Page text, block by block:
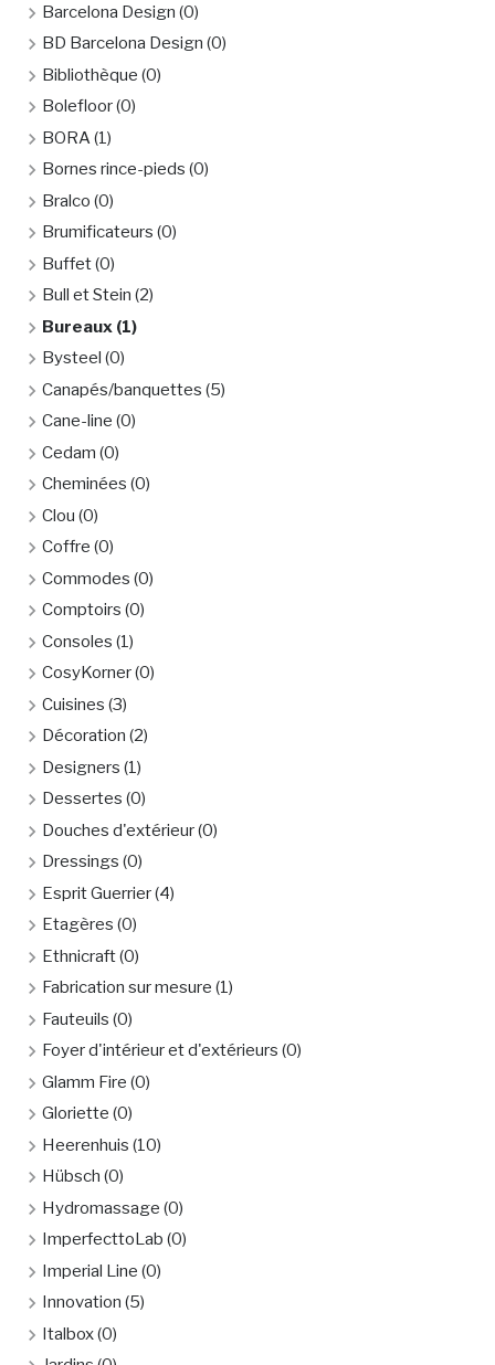
Barcelona Design (0)
BD Barcelona Design (0)
Bibliothèque (0)
Bolefloor(0)
BORA (1)
Bornes rince-pieds (0)
Bralco (0)
Brumificateurs (0)
Buffet(0)
Bull et Stein (2)
Bureaux (1)
Bysteel (0)
Canapés/banquettes (5)
Cane-line (0)
Cedam (0)
Cheminées (0)
Clou (0)
Coffre (0)
Commodes (0)
Comptoirs (0)
Consoles (1)
CosyKorner(0)
Cuisines (3)
Décoration (2)
Designers (1)
Dessertes (0)
Douches d'extérieur(0)
Dressings (0)
Esprit Guerrier(4)
Etagères (0)
Ethnicraft(0)
Fabrication sur mesure (1)
Fauteuils (0)
Foyer d'intérieur et d'extérieurs (0)
Glamm Fire (0)
Gloriette (0)
Heerenhuis (10)
Hübsch (0)
Hydromassage (0)
ImperfecttoLab (0)
Imperial Line (0)
Innovation (5)
Italbox(0)